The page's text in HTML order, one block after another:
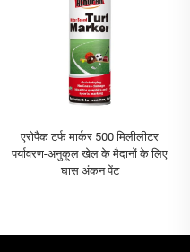
एरोपैक टर्फ मार्कर 500 मिलीलीटर
पर्यावरण-अनुकूल खेल के मैदानों के लिए
घास अंकन पेंट